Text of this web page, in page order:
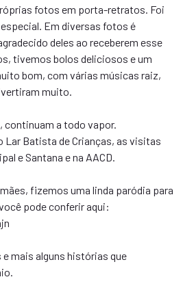
fotos em porta-retratos. Foi
Em diversas fotos é
deles ao receberem esse
tivemos bolos deliciosos e um
bom, com várias músicas raiz,
muito.
continuam a todo vapor.
Lar Batista de Crianças, as visitas
e Santana e na AACD.
fizemos uma linda paródia para
pode conferir aqui:
mais alguns histórias que